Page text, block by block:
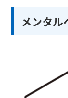
メンタル